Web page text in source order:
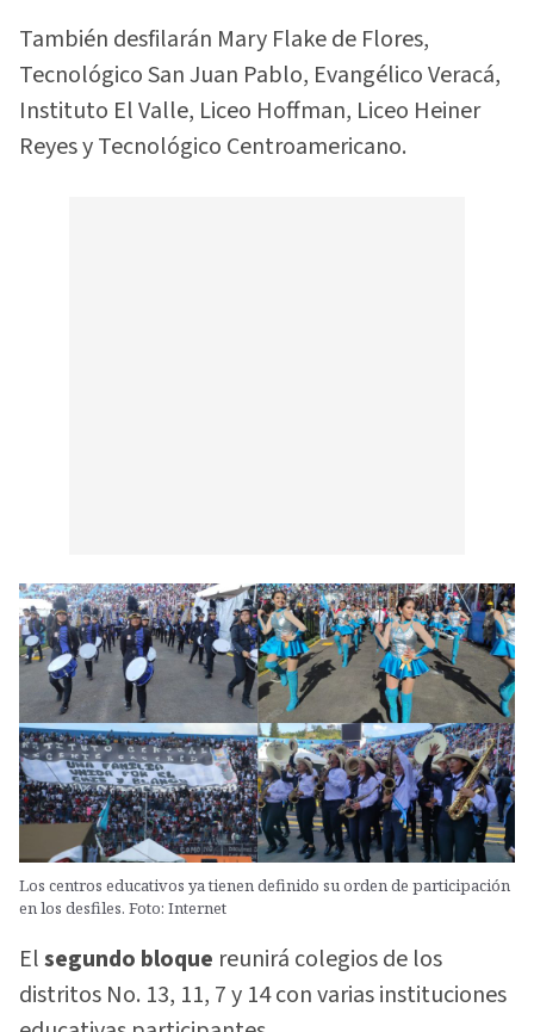
También desfilarán Mary Flake de Flores,
Tecnológico San Juan Pablo, Evangélico Veracá,
Instituto El Valle, Liceo Hoffman, Liceo Heiner
Reyes y Tecnológico Centroamericano.
Los centros educativos ya tienen definido su orden de participación
en los desfiles. Foto: Internet
Elsegundo bloque reunirá colegios de los
distritos No. 13, 11, 7 y 14 con varias instituciones